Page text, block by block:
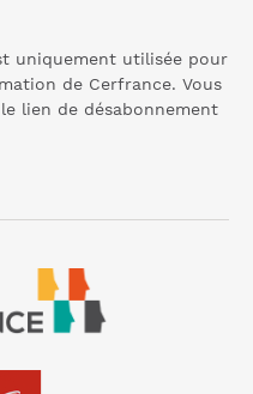
uniquement utilisée pour
de Cerfrance. Vous
lien de désabonnement